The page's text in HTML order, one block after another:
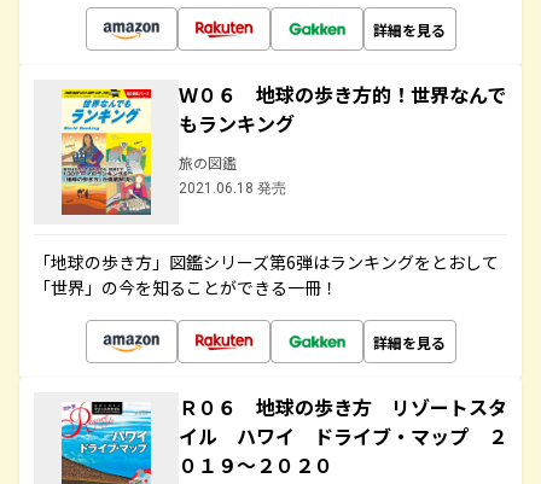
詳細を見る
Ｗ０６ 地球の歩き方的！世界なんで
もランキング
旅の図鑑
2021.06.18 発売
「地球の歩き方」図鑑シリーズ第6弾はランキングをとおして
「世界」の今を知ることができる一冊！
詳細を見る
Ｒ０６ 地球の歩き方 リゾートスタ
イル ハワイ ドライブ・マップ ２
０１９～２０２０